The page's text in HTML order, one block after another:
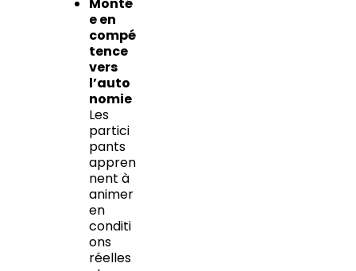
e en
compé
tence
vers
l’auto
nomie
Les
partici
pants
appren
nent à
animer
en
conditi
ons
réelles